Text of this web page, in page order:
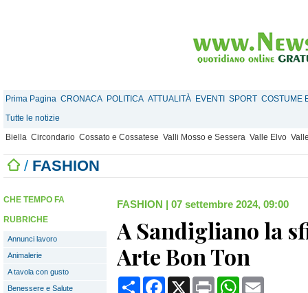
Prima Pagina CRONACA POLITICA ATTUALITÀ EVENTI SPORT COSTUME
Tutte le notizie
Biella Circondario Cossato e Cossatese Valli Mosso e Sessera Valle Elvo
/ FASHION
CHE TEMPO FA
RUBRICHE
Annunci lavoro
Animalerie
A tavola con gusto
Benessere e Salute
FASHION | 07 settembre 2024, 09:00
A Sandigliano la
Arte Bon Ton
CondividiFacebook
X Print WhatsApp